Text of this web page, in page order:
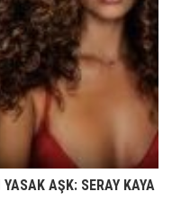
AŞK: SERAY KAYA